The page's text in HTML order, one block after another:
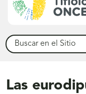
Buscar
Las